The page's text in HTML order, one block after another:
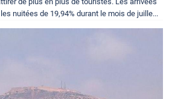
nuitées de 19,94% durant le mois de juille...